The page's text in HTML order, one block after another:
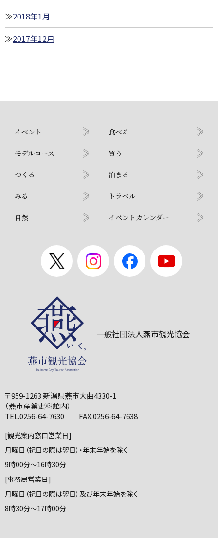
2018年1月
2017年12月
イベント
モデルコース
つくる
みる
自然
食べる
買う
泊まる
トラベル
イベントカレンダー
一般社団法人燕市観光協会
〒959-1263 新潟県燕市大曲4330-1
（燕市産業史料館内）
TEL.0256-64-7630 FAX.0256-64-7638
[観光案内窓口営業日]
月曜日（祝日の際は翌日）・年末年始を除く
9時00分～16時30分
[事務局営業日]
月曜日（祝日の際は翌日）及び年末年始を除く
8時30分～17時00分